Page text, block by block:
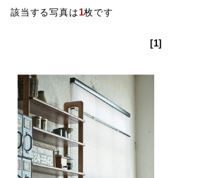
該当する写真は1枚です
[1]